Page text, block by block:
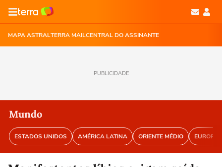
MAPA ASTRALTERRA MAILCENTRAL DO ASSINANTE
PUBLICIDADE
Mundo
ESTADOS UNIDOS AMÉRICA LATINA ORIENTE MÉDIO EUROPA